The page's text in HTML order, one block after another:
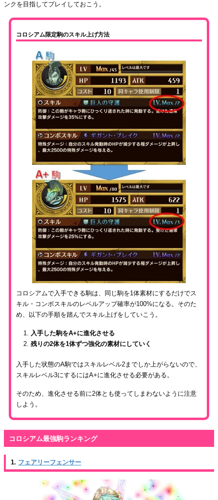
ンクを目指してプレイしておこう。
コロシアム限定駒のスキル上げ方法
コロシアムで入手できる駒は、同じ駒を1体素材にするだけでス
キル・コンボスキルのレベルアップ確率が100%になる。そのた
め、以下の手順を踏んでスキル上げをしていこう。
入手した駒をA+に進化させる
残りの2体を1体ずつ強化の素材にしていく
入手した状態のA駒ではスキルレベル2までしか上がらないので、
スキルレベル3にするにはA+に進化させる必要がある。
そのため、進化させる前に2体とも使ってしまわないように注意
しよう。
コロシアム最強駒ランキング
1. フェアリーフェンサー